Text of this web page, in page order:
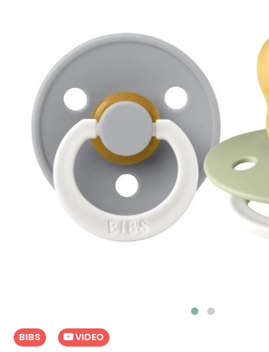
BIBS VIDEO